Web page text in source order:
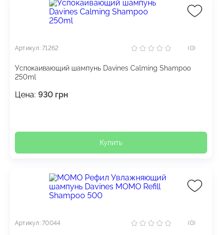
Артикул: 71262 (0)
Успокаивающий шампунь Davines Calming Shampoo
250ml
Цена: 930 грн
Купить
Артикул: 70044 (0)